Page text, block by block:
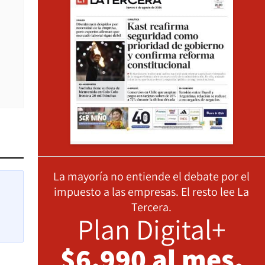
La mayoría no entiende el debate por el
impuesto a las empresas. El resto lee La
Tercera.
Plan Digital+